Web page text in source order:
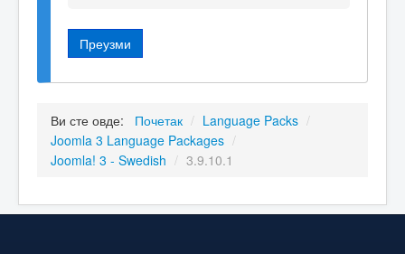
Преузми
Ви сте овде: Почетак / Language Packs /
Joomla 3 Language Packages /
Joomla! 3 - Swedish / 3.9.10.1